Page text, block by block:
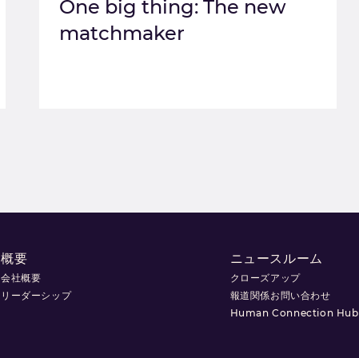
One big thing: The new
matchmaker
概要
会社概要
リーダーシップ
ニュースルーム
クローズアップ
報道関係お問い合わせ
Human Connection Hub